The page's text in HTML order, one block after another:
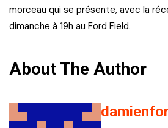
morceau qui se présente, avec la
dimanche à 19h au Ford Field.
About The Author